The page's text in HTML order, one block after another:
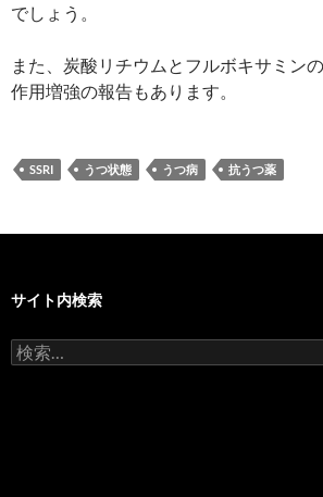
でしょう。
また、炭酸リチウムとフルボキサミン
作用増強の報告もあります。
SSRI うつ状態 うつ病 抗うつ薬
サイト内検索
検
索: